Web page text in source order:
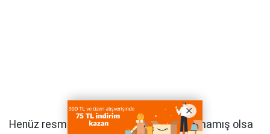
Henüz resmi başvuru kılavuzu yayımlanmamış olsa